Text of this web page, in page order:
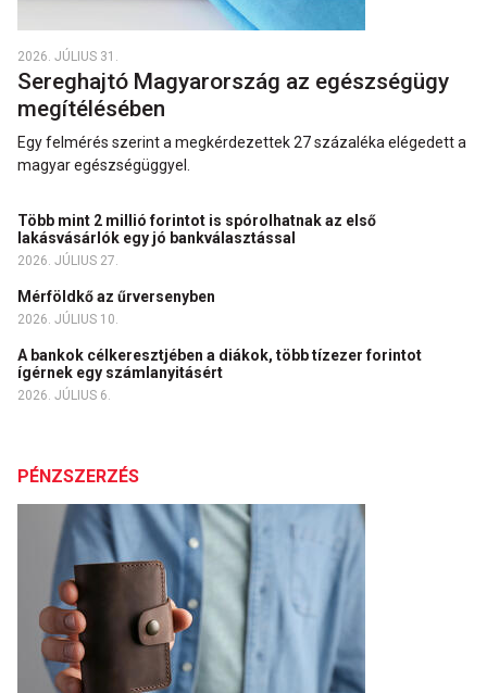
2026. JÚLIUS 31.
Sereghajtó Magyarország az egészségügy
megítélésében
Egy felmérés szerint a megkérdezettek 27 százaléka elégedett a
magyar egészségüggyel.
Több mint 2 millió forintot is spórolhatnak az első
lakásvásárlók egy jó bankválasztással
2026. JÚLIUS 27.
Mérföldkő az űrversenyben
2026. JÚLIUS 10.
A bankok célkeresztjében a diákok, több tízezer forintot
ígérnek egy számlanyitásért
2026. JÚLIUS 6.
PÉNZSZERZÉS